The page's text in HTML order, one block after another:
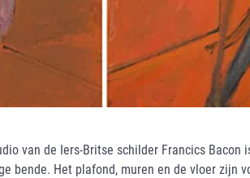
van de Iers-Britse schilder Francics Bacon
bende. Het plafond, muren en de vloer zijn